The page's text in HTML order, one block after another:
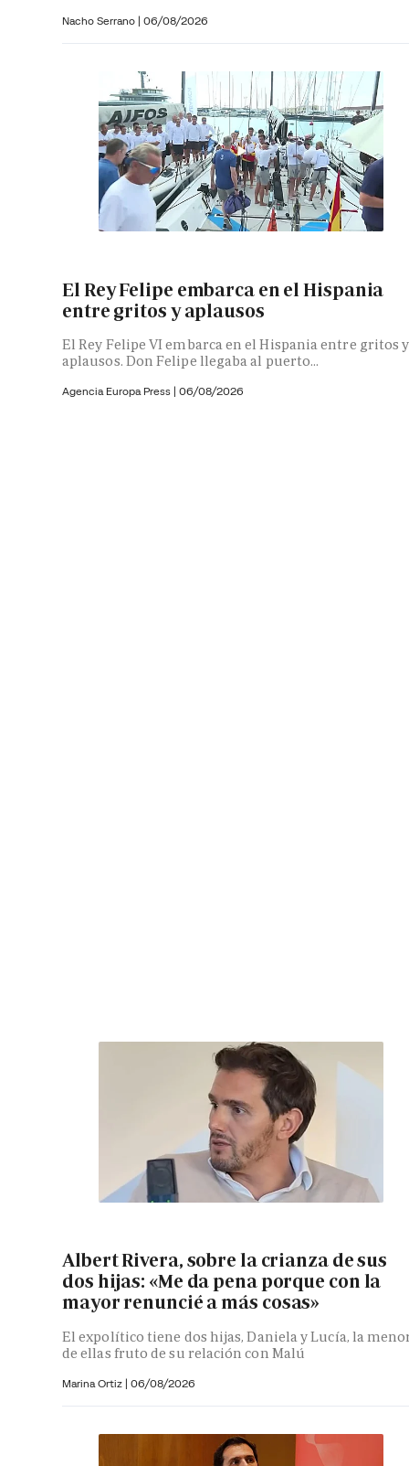
Nacho Serrano | 06/08/2026
El Rey Felipe embarca en el Hispania
entre gritos y aplausos
El Rey Felipe VI embarca en el Hispania entre gritos y
aplausos. Don Felipe llegaba al puerto...
Agencia Europa Press | 06/08/2026
Albert Rivera, sobre la crianza de sus
dos hijas: «Me da pena porque con la
mayor renuncié a más cosas»
El expolítico tiene dos hijas, Daniela y Lucía, la
de ellas fruto de su relación con Malú
Marina Ortiz | 06/08/2026